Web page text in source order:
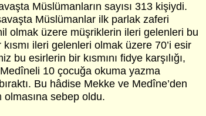
Müslümanların sayısı 313 kişiydi.
Müslümanlar ilk parlak zaferi
olmak üzere müşriklerin ileri gelenleri bu
ileri gelenleri olmak üzere 70’i esir
bu esirlerin bir kısmını fidye karşılığı,
10 çocuğa okuma yazma
Bu hâdise Mekke ve Medîne’den
sebep oldu.